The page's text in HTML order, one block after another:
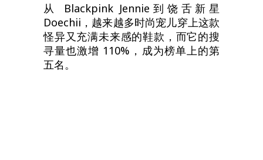
从 Blackpink Jennie到饶舌新星
Doechii，越来越多时尚宠儿穿上这款
怪异又充满未来感的鞋款，而它的搜
寻量也激增 110%，成为榜单上的第
五名。